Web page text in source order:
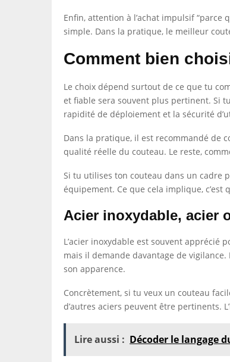
Enfin, attention à l’achat impulsif
simple. Dans la pratique, le meilleur
Comment bien
Le choix dépend surtout de ce que tu
et fiable sera souvent plus pertinent. Si
rapidité de déploiement et la sécurité
Dans la pratique, il est recommandé de
qualité réelle du couteau. Le reste,
Si tu utilises ton couteau dans un cadre
équipement. Ce que cela implique,
Acier inoxydable, acier
L’acier inoxydable est souvent apprécié
mais il demande davantage de
son apparence.
Concrètement, si tu veux un couteau
d’autres aciers peuvent être pertinents.
Lire aussi : Décoder le langage